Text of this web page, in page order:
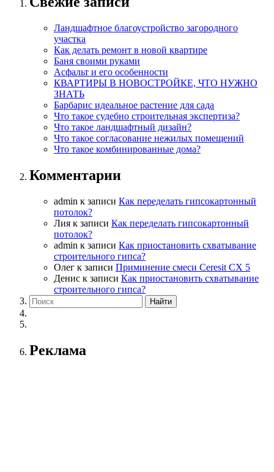
Ландшафтное благоустройство загородного
участка
Как делать ремонт в новой квартире
Баня своими руками
Асфальт и его особенности
КВАРТИРЫ В НОВОСТРОЙКЕ, ЧТО НУЖНО
ЗНАТЬ
Барбарис идеальное растение для сада
Что такое судебно строительная экспертиза?
Что такое ландшафтный дизайн?
Что такое согласование нежилых помещений
Что такое комбинированные дома?
Комментарии
admin к записи Как переделать гипсокартонный
потолок?
Лия к записи Как переделать гипсокартонный
потолок?
admin к записи Как приостановить схватывание
строительного гипса?
Олег к записи Приминение смеси Ceresit СХ 5
Денис к записи Как приостановить схватывание
строительного гипса?
Реклама